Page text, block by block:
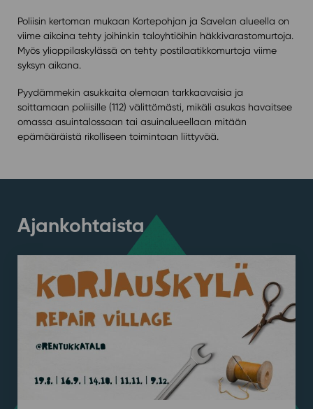
Poliisin kertoman mukaan Kortepohjan ja Savelan alueella on
viime aikoina tehty joihinkin taloyhtiöihin häkkivarastomurtoja.
Myös ylioppilaskylässä on tehty postilaatikkomurtoja viime
syksyn aikana.
Pyydämmekin asukkaita olemaan tarkkaavaisia ja
soittamaan poliisille (112) välittömästi, mikäli asukas havaitsee
omassa asuintalossaan tai asuinalueellaan mitään
epämääräistä rikolliseen toimintaan liittyvää.
Ajankohtaista